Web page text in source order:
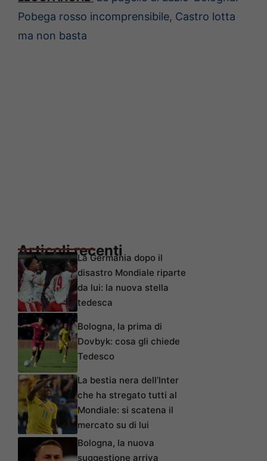
Pobega rosso incomprensibile, Castro lotta
ma non basta
Articoli recenti
La Germania dopo il
disastro Mondiale riparte
da lui: la nuova stella
tedesca
Bologna, la prima di
Dovbyk: cosa gli chiede
Tedesco
La bestia nera dell’Inter
che ha stregato tutti al
Mondiale: si scatena il
mercato su di lui
Bologna, la nuova
suggestione arriva